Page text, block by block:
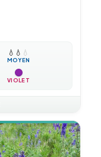
💧 💧 💧
MOYEN
VIOLET